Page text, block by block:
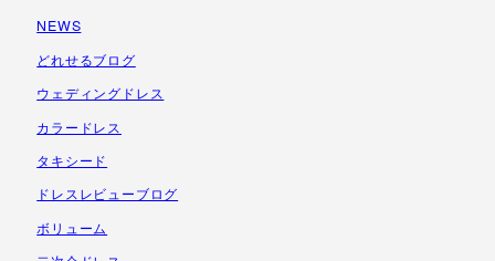
イ
ブ
NEWS
どれせるブログ
ウェディングドレス
カラードレス
タキシード
ドレスレビューブログ
ボリューム